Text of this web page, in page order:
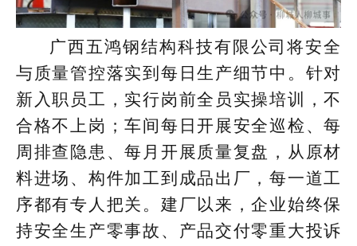
广西五鸿钢结构科技有限公司将安全
与质量管控落实到每日生产细节中。针对
新入职员工，实行岗前全员实操培训，不
合格不上岗；车间每日开展安全巡检、每
周排查隐患、每月开展质量复盘，从原材
料进场、构件加工到成品出厂，每一道工
序都有专人把关。建厂以来，企业始终保
持安全生产零事故、产品交付零重大投诉